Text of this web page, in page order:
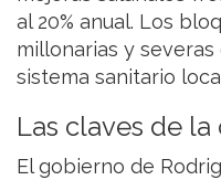
al 20% anual. Los
millonarias y
sistema sanitario
Las claves de la
El gobierno de